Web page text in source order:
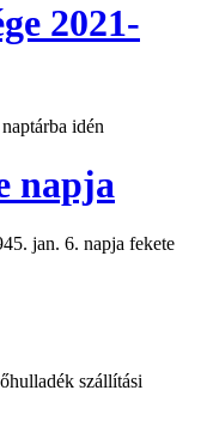
2021-
idén
napja
jan. 6. napja fekete
szállítási